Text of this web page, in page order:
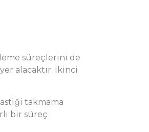
süreçlerini de
alacaktır. İkinci
takmama
bir süreç